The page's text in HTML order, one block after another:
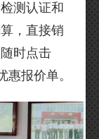
测认证和
，直接销
时点击
惠报价单。